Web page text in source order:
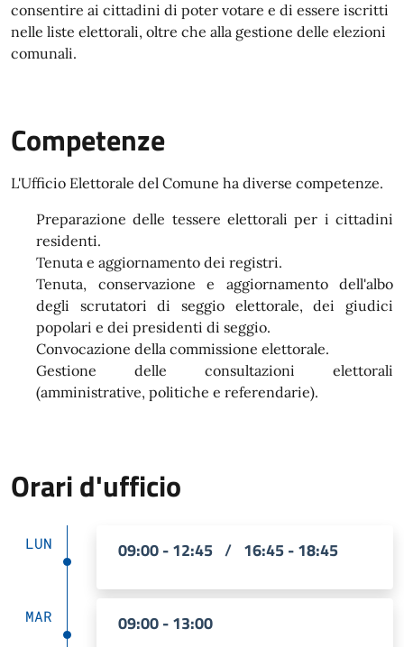
consentire ai cittadini di poter votare e di essere iscritti
nelle liste elettorali, oltre che alla gestione delle elezioni
comunali.
Competenze
L'Ufficio Elettorale del Comune ha diverse competenze.
Preparazione delle tessere elettorali per i cittadini
residenti.
Tenuta e aggiornamento dei registri.
Tenuta, conservazione e aggiornamento dell'albo
degli scrutatori di seggio elettorale, dei giudici
popolari e dei presidenti di seggio.
Convocazione della commissione elettorale.
Gestione delle consultazioni elettorali
(amministrative, politiche e referendarie).
Orari d'ufficio
LUN 09:00 - 12:45 / 16:45 - 18:45
MAR 09:00 - 13:00